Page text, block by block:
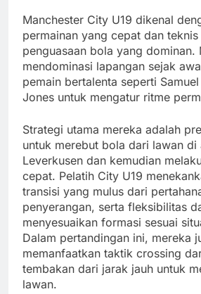
Manchester City U19 dikenal
permainan yang cepat dan teknis
penguasaan bola yang dominan.
mendominasi lapangan sejak
pemain bertalenta seperti
Jones untuk mengatur ritme
Strategi utama mereka adalah
untuk merebut bola dari lawan di
Leverkusen dan kemudian
cepat. Pelatih City U19
transisi yang mulus dari
penyerangan, serta fleksibilitas
menyesuaikan formasi sesuai
Dalam pertandingan ini, mereka
memanfaatkan taktik crossing
tembakan dari jarak jauh untuk
lawan.